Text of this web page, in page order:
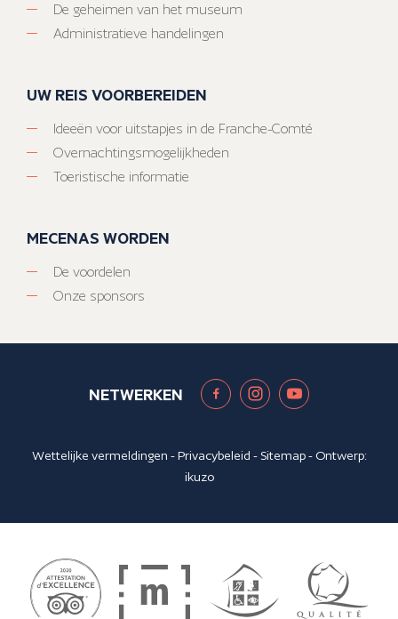
De geheimen van het museum
Administratieve handelingen
UW REIS VOORBEREIDEN
Ideeën voor uitstapjes in de Franche-Comté
Overnachtingsmogelijkheden
Toeristische informatie
MECENAS WORDEN
De voordelen
Onze sponsors
NETWERKEN
Wettelijke vermeldingen -Privacybeleid - Sitemap- Ontwerp:
ikuzo